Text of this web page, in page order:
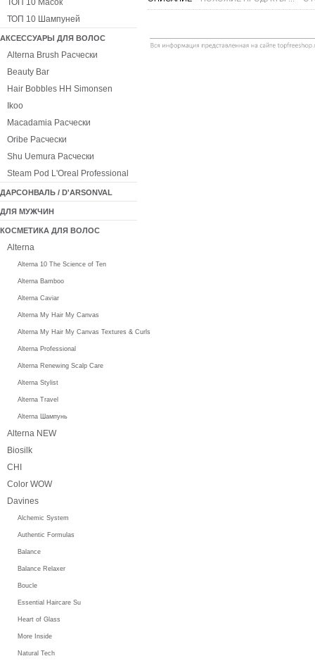
ТОП 10 Шампуней
АКСЕССУАРЫ ДЛЯ ВОЛОС
Alterna Brush Расчески
Beauty Bar
Hair Bobbles HH Simonsen
Ikoo
Macadamia Расчески
Oribe Расчески
Shu Uemura Расчески
Steam Pod L'Oreal Professional
ДАРСОНВАЛЬ / D'ARSONVAL
ДЛЯ МУЖЧИН
КОСМЕТИКА ДЛЯ ВОЛОС
Alterna
Alterna 10 The Science of Ten
Alterna Bamboo
Alterna Caviar
Alterna My Hair My Canvas
Alterna My Hair My Canvas Textures & Curls
Alterna Professional
Alterna Renewing Scalp Care
Alterna Stylist
Alterna Travel
Alterna Шампунь
Alterna NEW
Biosilk
CHI
Color WOW
Davines
Alchemic System
Authentic Formulas
Balance
Balance Relaxer
Boucle
Essential Haircare Su
Heart of Glass
More Inside
Natural Tech